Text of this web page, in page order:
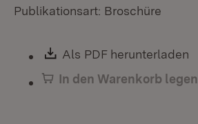
Publikationsart: Broschüre
Download:
Als PDF herunterladen
In den Warenkorb legen